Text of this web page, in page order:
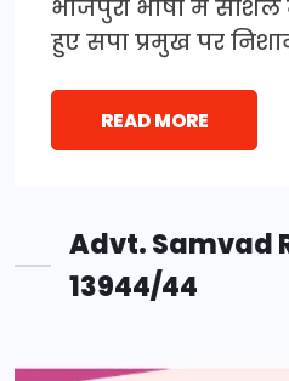
भोजपुरी भाषा में सोशल
हुए सपा प्रमुख पर
READ MORE
Advt. Samvad
13944/44